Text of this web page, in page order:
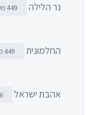
נר הלילה 449 מטר
החלמונית 449 מטר
אהבת ישראל